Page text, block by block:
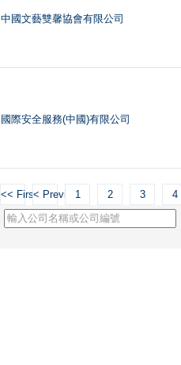
中國文藝雙馨協會有限公司
國際安全服務(中國)有限公司
<< First< Previous1 2 3 4